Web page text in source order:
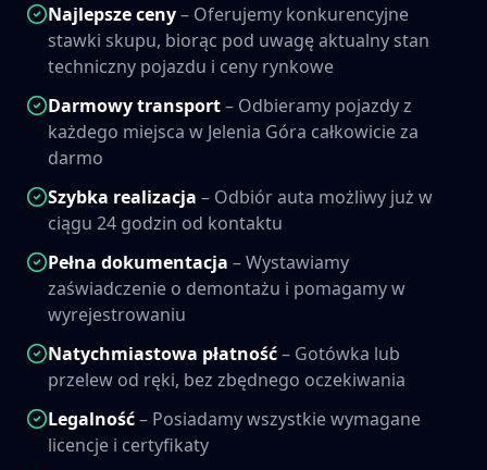
Najlepsze ceny– Oferujemy konkurencyjne
stawki skupu, biorąc pod uwagę aktualny stan
techniczny pojazdu i ceny rynkowe
Darmowy transport– Odbieramy pojazdy z
każdego miejsca w Jelenia Góra całkowicie za
darmo
Szybka realizacja – Odbiór auta możliwy już w
ciągu 24 godzin od kontaktu
Pełna dokumentacja – Wystawiamy
zaświadczenie o demontażu i pomagamy w
wyrejestrowaniu
Natychmiastowa płatność– Gotówka lub
przelew od ręki, bez zbędnego oczekiwania
Legalność– Posiadamy wszystkie wymagane
licencje i certyfikaty